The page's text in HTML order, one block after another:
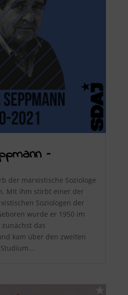
–
der marxistische Soziologe
Mit ihm stirbt einer der
Soziologen der
wurde er 1950 im
das
kam über den zweiten